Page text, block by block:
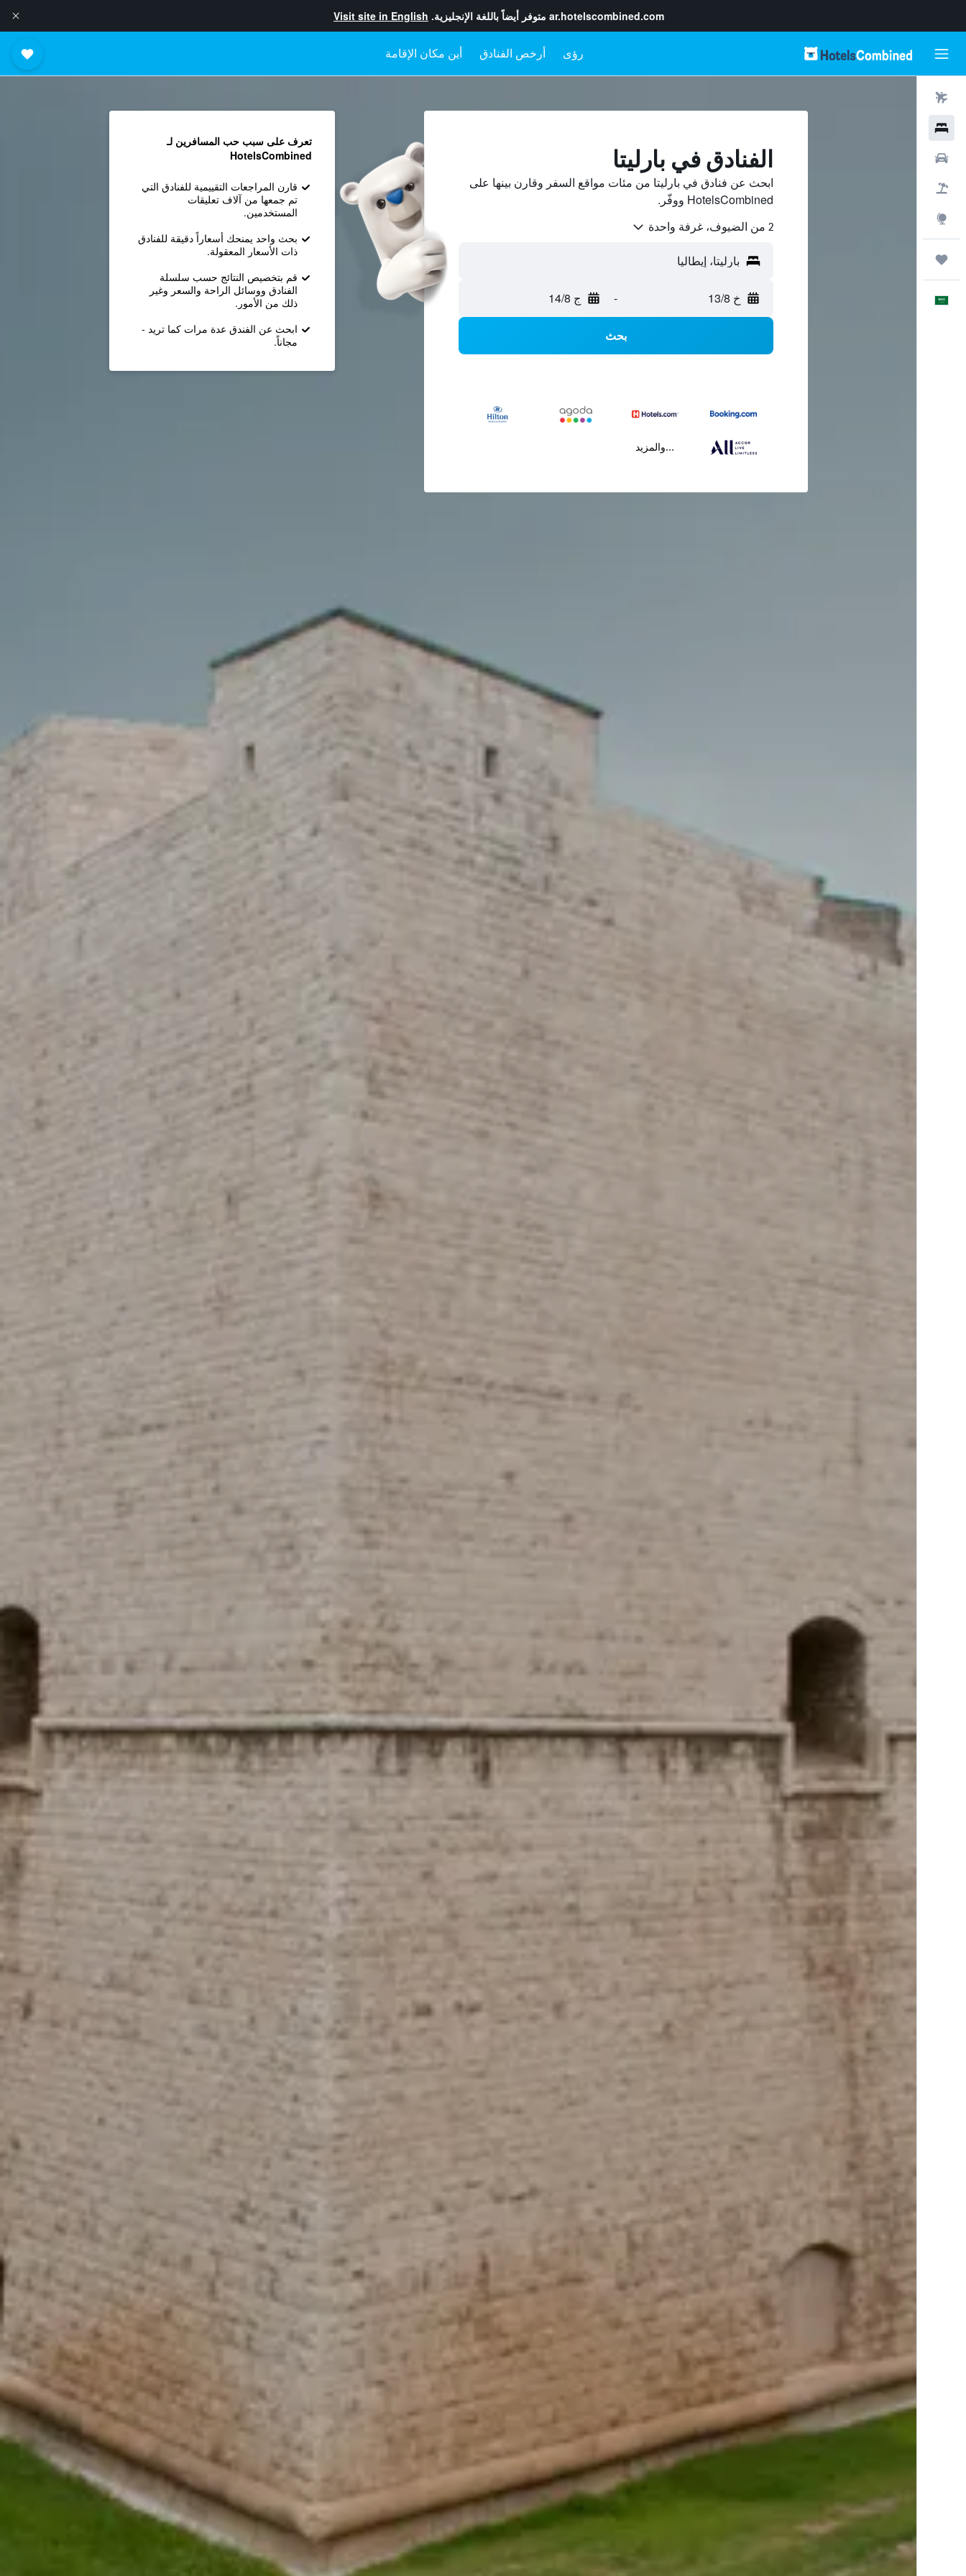
ar.hotelscombined.com متوفر أيضاً باللغة الإنجليزية. Visit site in English
رؤى أرخص الفنادق أين مكان الإقامة
الفنادق في بارليتا
ابحث عن فنادق في بارليتا من مئات مواقع السفر وقارن بينها على
HotelsCombined ووفّر.
2 من الضيوف، غرفة واحدة
خ 13/8 - ج 14/8
بحث
...والمزيد
تعرف على سبب حب المسافرين لـ
HotelsCombined
قارن المراجعات التقييمية للفنادق التي
تم جمعها من آلاف تعليقات
المستخدمين.
بحث واحد يمنحك أسعاراً دقيقة للفنادق
ذات الأسعار المعقولة.
قم بتخصيص النتائج حسب سلسلة
الفنادق ووسائل الراحة والسعر وغير
ذلك من الأمور.
ابحث عن الفندق عدة مرات كما تريد -
مجاناً.